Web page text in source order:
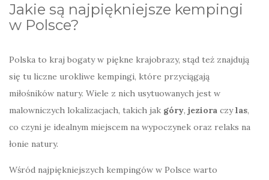
Jakie są najpiękniejsze kempingi
w Polsce?
Polska to kraj bogaty w piękne krajobrazy, stąd też znajdują
się tu liczne urokliwe kempingi, które przyciągają
miłośników natury. Wiele z nich usytuowanych jest w
malowniczych lokalizacjach, takich jak góry, jeziora czylas,
co czyni je idealnym miejscem na wypoczynek oraz relaks na
łonie natury.
Wśród najpiękniejszych kempingów w Polsce warto